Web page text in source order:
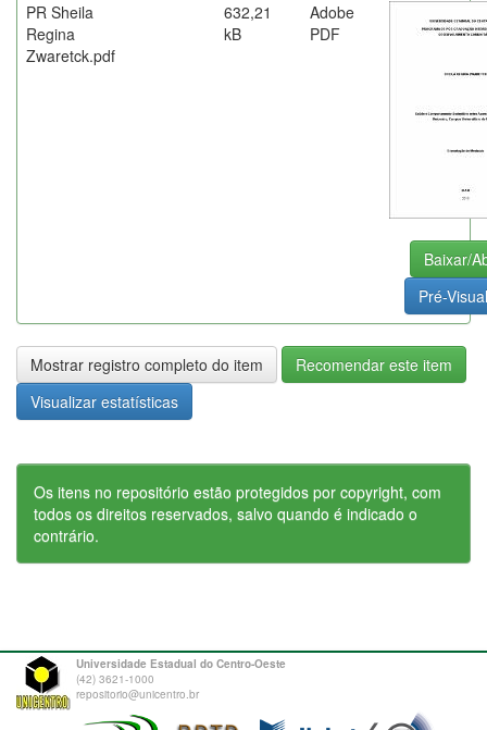
PR Sheila
Regina
Zwaretck.pdf
632,21
kB
Adobe
PDF
Baixar/
Pré-
Mostrar registro completo do item
Recomendar este item
Visualizar estatísticas
Os itens no repositório estão protegidos por copyright, com
todos os direitos reservados, salvo quando é indicado o
contrário.
Universidade Estadual do Centro-Oeste
(42) 3621-1000
repositorio@unicentro.br